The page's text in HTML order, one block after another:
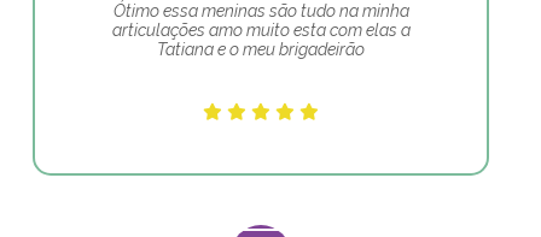
Ótimo essa meninas são tudo na minha
articulações amo muito esta com elas a
Tatiana e o meu brigadeirão